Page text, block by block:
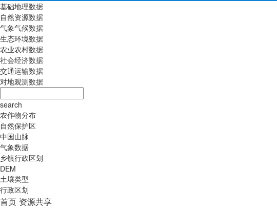
基础地理数据
自然资源数据
气象气候数据
生态环境数据
农业农村数据
社会经济数据
交通运输数据
对地观测数据
search
农作物分布
自然保护区
中国山脉
气象数据
乡镇行政区划
DEM
土壤类型
行政区划
首页 资源共享